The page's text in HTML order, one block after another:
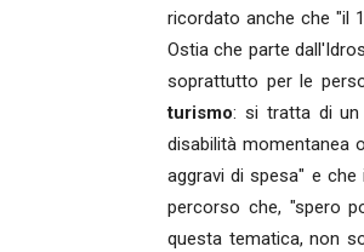
ricordato anche che "il
Ostia che parte
soprattutto per le
turismo: si tratta di un
disabilità momentanea
aggravi di spesa" e
percorso che, "spero
questa tematica, non